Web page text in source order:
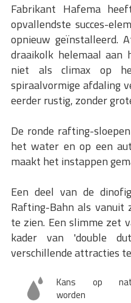
Fabrikant Hafema
opvallendste succes-
opnieuw geïnstalleerd.
draaikolk helemaal
niet als climax op
spiraalvormige afdaling
eerder rustig, zonder
De ronde rafting-
het water en op een
maakt het instappen
Een deel van de
Rafting-Bahn als vanuit
te zien. Een slimme zet
kader van 'double
verschillende attracties
Kans op
worden